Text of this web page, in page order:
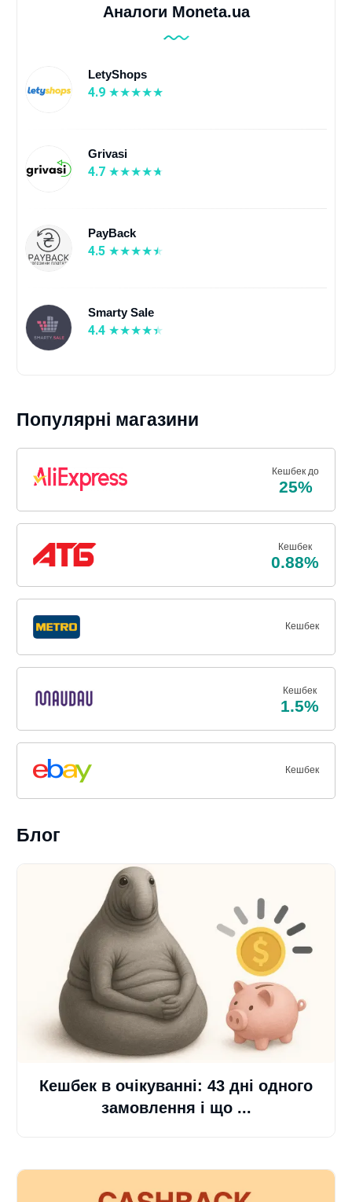
Аналоги Moneta.ua
LetyShops
4.9
Grivasi
4.7
PayBack
4.5
Smarty Sale
4.4
Популярні магазини
Кешбек до
25%
Кешбек
0.88%
Кешбек
Кешбек
1.5%
Кешбек
Блог
Кешбек в очікуванні: 43 дні одного
замовлення і що ...